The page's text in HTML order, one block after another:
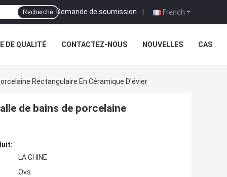
French
Demande de soumission |
Recherche
DE QUALITÉ CONTACTEZ-NOUS NOUVELLES CAS
Rectangulaire En Céramique D'évier
de bains de porcelaine
LA CHINE
Ovs